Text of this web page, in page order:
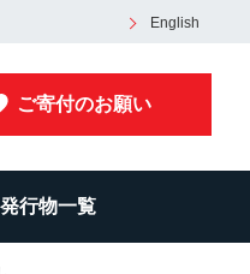
English
ご寄付のお願い
発行物一覧